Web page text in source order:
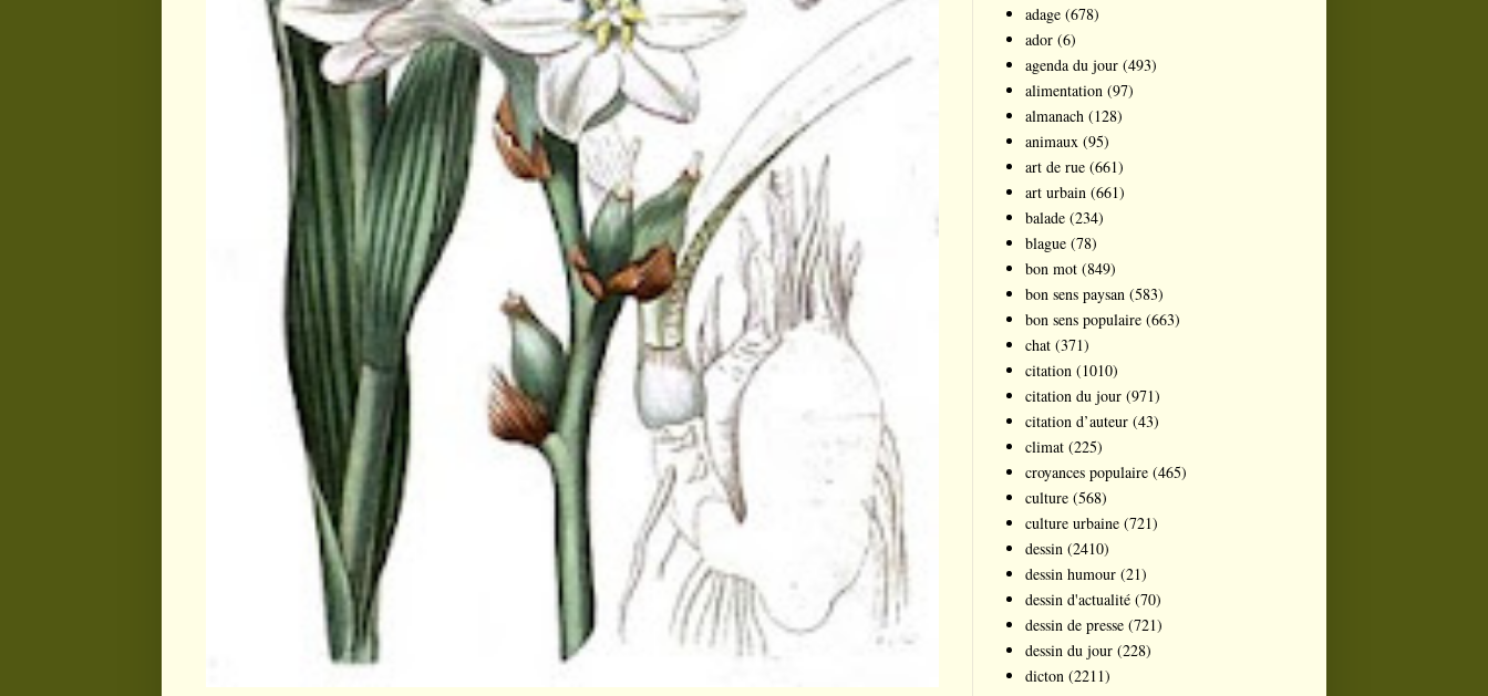
adage (678)
ador (6)
agenda du jour (493)
alimentation (97)
almanach (128)
animaux (95)
art de rue (661)
art urbain (661)
balade (234)
blague (78)
bon mot (849)
bon sens paysan (583)
bon sens populaire (663)
chat (371)
citation (1010)
citation du jour (971)
citation d’auteur (43)
climat (225)
croyances populaire (465)
culture (568)
culture urbaine (721)
dessin (2410)
dessin humour (21)
dessin d'actualité (70)
dessin de presse (721)
dessin du jour (228)
dicton (2211)